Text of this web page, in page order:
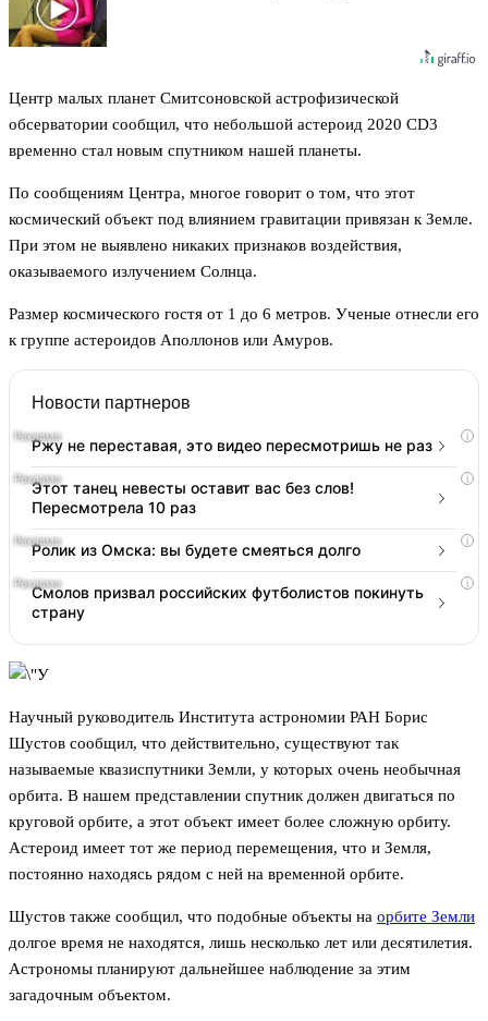
Центр малых планет Смитсоновской астрофизической
обсерватории сообщил, что небольшой астероид 2020 CD3
временно стал новым спутником нашей планеты.
По сообщениям Центра, многое говорит о том, что этот
космический объект под влиянием гравитации привязан к Земле.
При этом не выявлено никаких признаков воздействия,
оказываемого излучением Солнца.
Размер космического гостя от 1 до 6 метров. Ученые отнесли его
к группе астероидов Аполлонов или Амуров.
Новости партнеров
i
Ржу не переставая, это видео пересмотришь не раз
i
Этот танец невесты оставит вас без слов!
Пересмотрела 10 раз
i
Ролик из Омска: вы будете смеяться долго
i
Смолов призвал российских футболистов покинуть
страну
Научный руководитель Института астрономии РАН Борис
Шустов сообщил, что действительно, существуют так
называемые квазиспутники Земли, у которых очень необычная
орбита. В нашем представлении спутник должен двигаться по
круговой орбите, а этот объект имеет более сложную орбиту.
Астероид имеет тот же период перемещения, что и Земля,
постоянно находясь рядом с ней на временной орбите.
Шустов также сообщил, что подобные объекты на орбите Земли
долгое время не находятся, лишь несколько лет или десятилетия.
Астрономы планируют дальнейшее наблюдение за этим
загадочным объектом.